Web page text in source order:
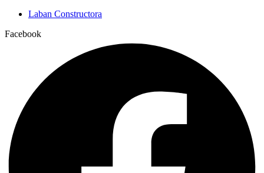
Laban Constructora
Facebook